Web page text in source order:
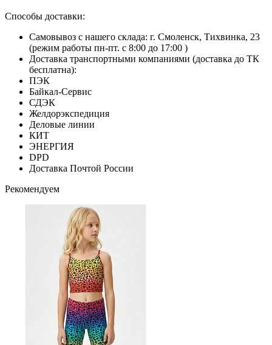
Способы доставки:
Самовывоз с нашего склада: г. Смоленск, Тихвинка, 23
(режим работы пн-пт. с 8:00 до 17:00 )
Доставка транспортными компаниями (доставка до ТК
бесплатна):
ПЭК
Байкал-Сервис
СДЭК
Желдорэкспедиция
Деловые линии
КИТ
ЭНЕРГИЯ
DPD
Доставка Почтой России
Рекомендуем